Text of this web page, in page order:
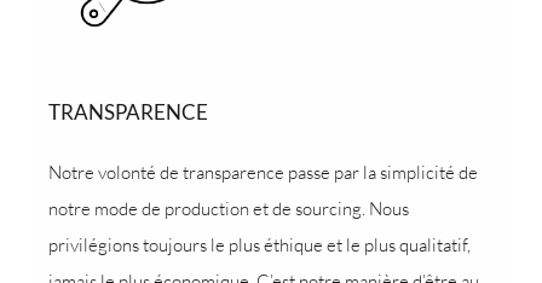
TRANSPARENCE
Notre volonté de transparence passe par la simplicité de
notre mode de production et de sourcing. Nous
privilégions toujours le plus éthique et le plus qualitatif,